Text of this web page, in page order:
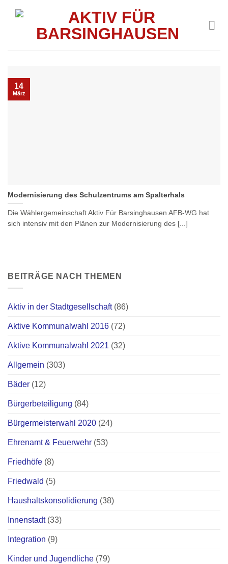
Modernisierung des Schulzentrums am Spalterhals
Die Wählergemeinschaft Aktiv Für Barsinghausen AFB-WG hat
sich intensiv mit den Plänen zur Modernisierung des [...]
14
März
BEITRÄGE NACH THEMEN
Aktiv in der Stadtgesellschaft(86)
Aktive Kommunalwahl 2016 (72)
Aktive Kommunalwahl 2021 (32)
Allgemein (303)
Bäder (12)
Bürgerbeteiligung (84)
Bürgermeisterwahl 2020 (24)
Ehrenamt & Feuerwehr (53)
Friedhöfe (8)
Friedwald (5)
Haushaltskonsolidierung (38)
Innenstadt(33)
Integration (9)
Kinder und Jugendliche (79)